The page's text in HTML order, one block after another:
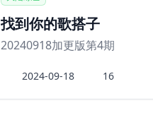
找到你的歌搭子
20240918加更版第4期
2024-09-18 16